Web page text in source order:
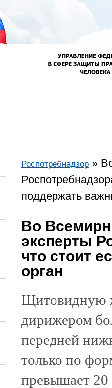
Вы здесь
Роспотребнадзор »
поддержать
Во
эксперты
что стоит
орган
Щитовидную
дирижером
передней
только по
превышает 20